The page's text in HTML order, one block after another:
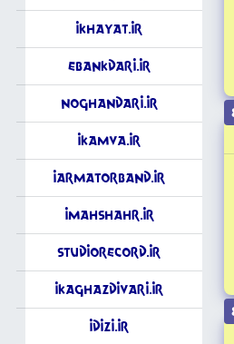
iKhayat.ir
eBankdari.ir
Noghandari.ir
iKamva.ir
iArmatorband.ir
iMahshahr.ir
StudioRecord.ir
iKaghazDivari.ir
iDizi.ir